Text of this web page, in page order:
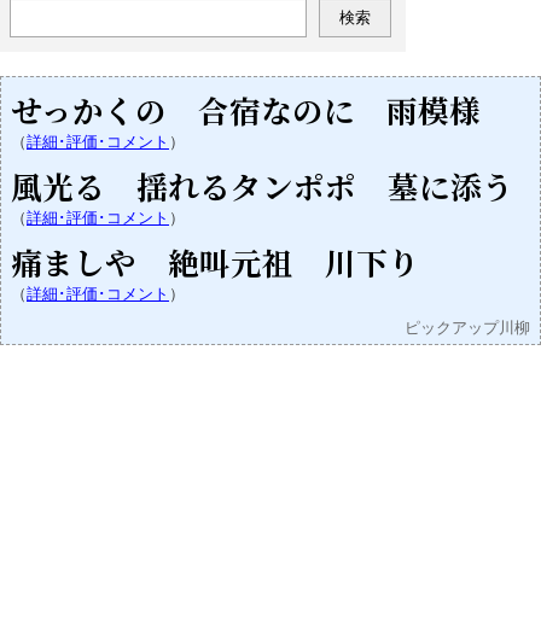
せっかくの 合宿なのに 雨模様
（詳細･評価･コメント ）
風光る 揺れるタンポポ 墓に添う
（詳細･評価･コメント ）
痛ましや 絶叫元祖 川下り
（詳細･評価･コメント ）
ピックアップ川柳